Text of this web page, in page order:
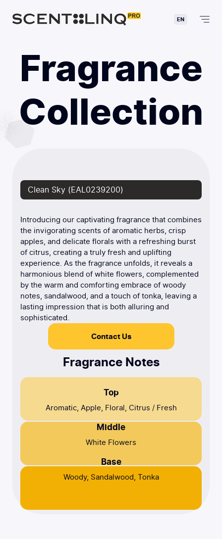
EN
Fragrance
Collection
Clean Sky (EAL0239200)
Introducing our captivating fragrance that combines
the invigorating scents of aromatic herbs, crisp
apples, and delicate florals with a refreshing burst
of citrus, creating a truly fresh and uplifting
experience. As the fragrance unfolds, it reveals a
harmonious blend of white flowers, complemented
by the warm and comforting embrace of woody
notes, sandalwood, and a touch of tonka, leaving a
lasting impression that is both alluring and
sophisticated.
Contact Us
Fragrance Notes
Top
Aromatic, Apple, Floral, Citrus / Fresh
Middle
White Flowers
Base
Woody, Sandalwood, Tonka